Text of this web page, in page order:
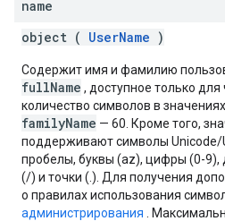
name
object ( UserName )
Содержит имя и фамилию
fullName , доступное только
количество символов в значениях
familyName — 60. Кроме того,
поддерживают символы Unicode/
пробелы, буквы (az), цифры (0-9),
(/) и точки (.). Для получения
о правилах использования
администрирования .